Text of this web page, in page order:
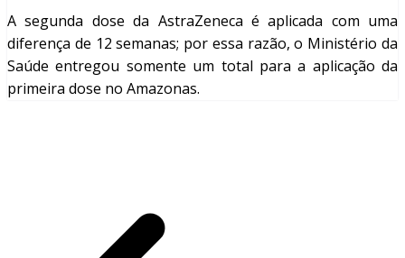
A segunda dose da AstraZeneca é aplicada com uma
diferença de 12 semanas; por essa razão, o Ministério da
Saúde entregou somente um total para a aplicação da
primeira dose no Amazonas.